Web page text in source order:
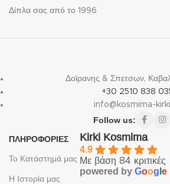
Δίπλα σας από το 1996
Δοϊρανης & Σπετσων,
+30 2510 838
info@kosmima-
Follow us:
ΠΛΗΡΟΦΟΡΙΕΣ
Το Κατάστημά μας
Η Ιστορία μας
Kirki Kosmima
4.9
Με βάση 84 κριτικές
powered by Goog e